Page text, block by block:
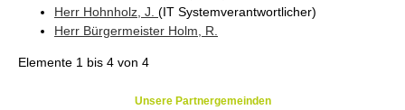
Herr Hohnholz , J. (IT Systemverantwortlicher)
Herr Bürgermeister Holm , R.
Elemente 1 bis 4 von 4
Unsere Partnergemeinden